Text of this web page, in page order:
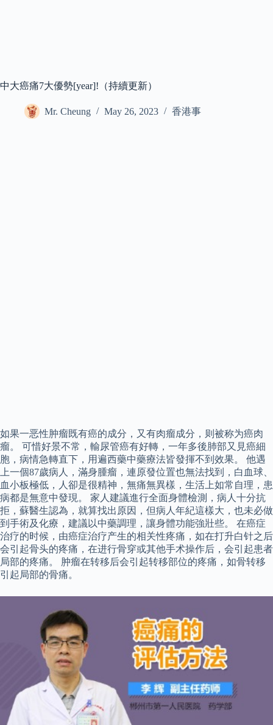
中大癌痛7大優勢[year]!（持續更新）
Mr. Cheung May 26, 2023 香港事
如果一恶性肿瘤既有癌的成分，又有肉瘤成分，则被称为癌肉
瘤。 可惜好景不常，輸尿管癌有好轉，一年多後肺部又見癌細
胞，病情急轉直下，用遍西藥中藥療法皆發揮不到效果。 他遇
上一個87歲病人，滿身腫瘤，連原發位置也無法找到，白血球、
血小板極低，人卻是很精神，無痛無異樣，生活上如常自理，患
病都是無意中發現。 家人建議進行全面身體檢測，病人十分抗
拒，蘇醫生認為，就算找出原因，但病人年紀這樣大，也未必做
到手術及化療，建議以中藥調理，讓身體功能強壯些。 在癌症
治疗的时候，由癌症治疗产生的相关性疼痛，如在打升白针之后
会引起骨头的疼痛，在进行骨穿或其他手术操作后，会引起患者
局部的疼痛。 肿瘤在转移后会引起转移部位的疼痛，如骨转移
引起局部的骨痛。